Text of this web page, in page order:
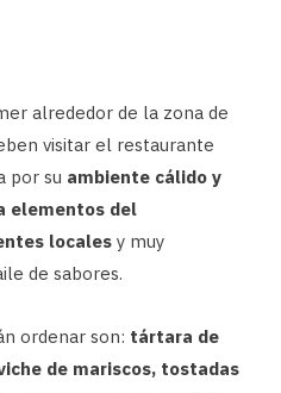
alrededor de la zona de
visitar el restaurante
por su ambiente cálido y
elementos del
locales y muy
de sabores.
ordenar son: tártara de
de mariscos, tostadas